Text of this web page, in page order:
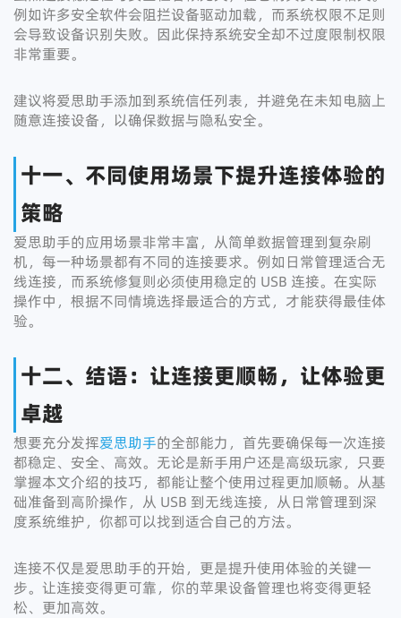
例如许多安全软件会阻拦设备驱动加载，而系统权限不足则
会导致设备识别失败。因此保持系统安全却不过度限制权限
非常重要。
建议将爱思助手添加到系统信任列表，并避免在未知电脑上
随意连接设备，以确保数据与隐私安全。
十一、不同使用场景下提升连接体验的
策略
爱思助手的应用场景非常丰富，从简单数据管理到复杂刷
机，每一种场景都有不同的连接要求。例如日常管理适合无
线连接，而系统修复则必须使用稳定的 USB 连接。在实际
操作中，根据不同情境选择最适合的方式，才能获得最佳体
验。
十二、结语：让连接更顺畅，让体验更
卓越
想要充分发挥爱思助手的全部能力，首先要确保每一次连接
都稳定、安全、高效。无论是新手用户还是高级玩家，只要
掌握本文介绍的技巧，都能让整个使用过程更加顺畅。从基
础准备到高阶操作，从 USB 到无线连接，从日常管理到深
度系统维护，你都可以找到适合自己的方法。
连接不仅是爱思助手的开始，更是提升使用体验的关键一
步。让连接变得更可靠，你的苹果设备管理也将变得更轻
松、更加高效。